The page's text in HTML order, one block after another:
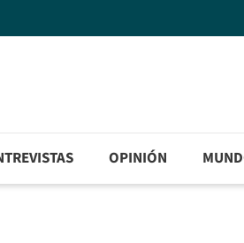
OPINIÓN